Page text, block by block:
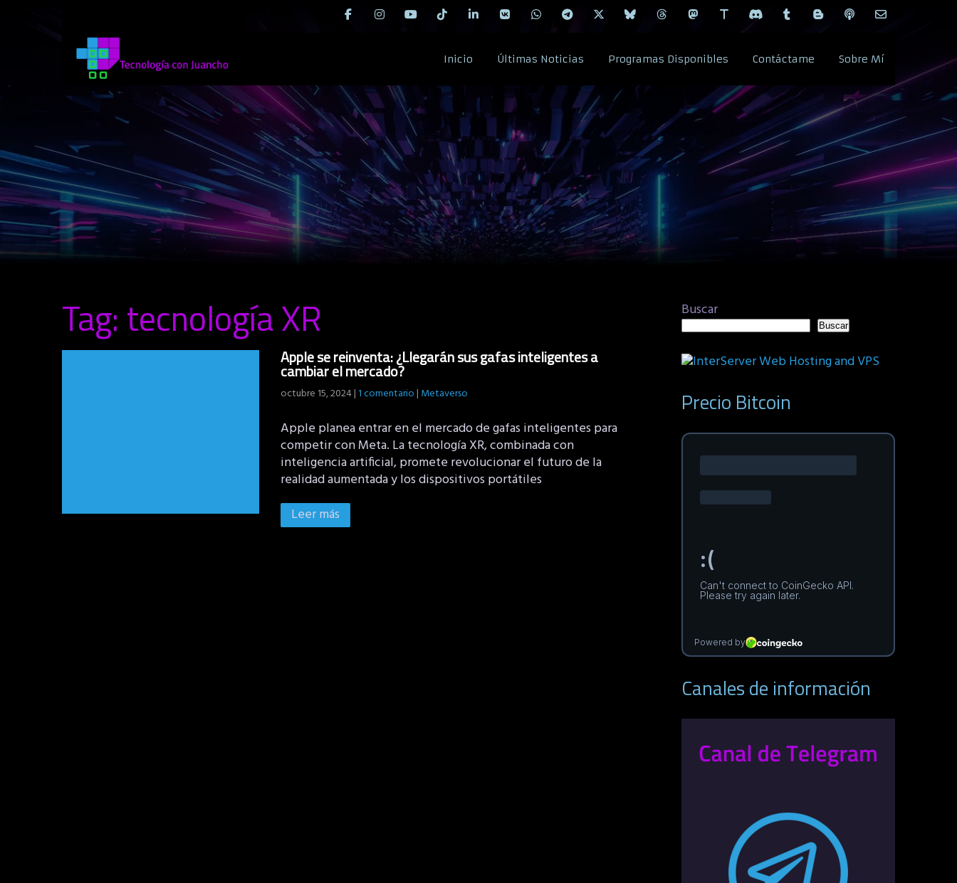
Inicio Últimas Noticias Programas Disponibles Contáctame Sobre Mí
Tag: tecnología XR
Apple se reinventa: ¿Llegarán sus gafas inteligentes a
cambiar el mercado?
octubre 15, 2024|1 comentario| Metaverso
Apple planea entrar en el mercado de gafas inteligentes para
competir con Meta. La tecnología XR, combinada con
inteligencia artificial, promete revolucionar el futuro de la
realidad aumentada y los dispositivos portátiles
Leer más
Buscar
Buscar
Precio Bitcoin
Canales de información